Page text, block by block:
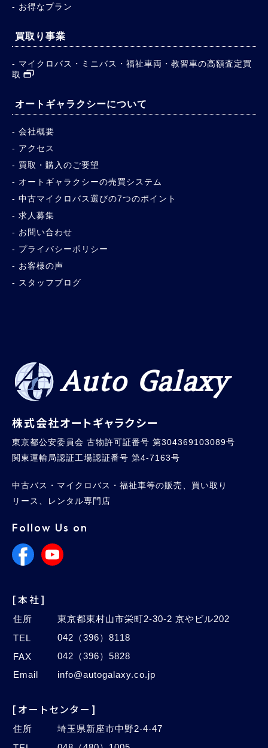
お得なプラン
買取り事業
マイクロバス・ミニバス・福祉車両・教習車の高額査定買
取
オートギャラクシーについて
会社概要
アクセス
買取・購入のご要望
オートギャラクシーの売買システム
中古マイクロバス選びの7つのポイント
求人募集
お問い合わせ
プライバシーポリシー
お客様の声
スタッフブログ
Auto Galaxy
株式会社オートギャラクシー
東京都公安委員会 古物許可証番号 第304369103089号
関東運輸局認証工場認証番号 第4-7163号
中古バス・マイクロバス・福祉車等の販売、買い取り
リース、レンタル専門店
Follow Us on
[本社]
住所
東京都東村山市栄町2-30-2 京やビル202
TEL
042（396）8118
FAX
042（396）5828
Email
info@autogalaxy.co.jp
[オートセンター]
住所
埼玉県新座市中野2-4-47